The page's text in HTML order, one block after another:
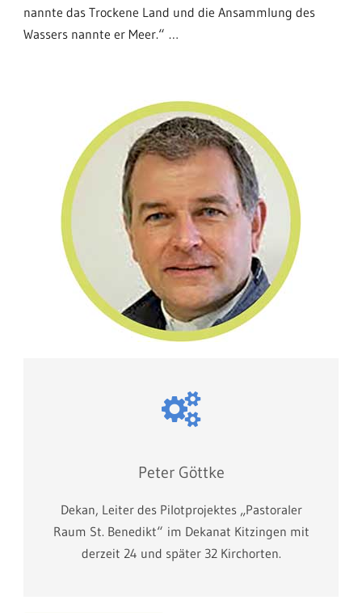
nannte das Trockene Land und die Ansammlung des
Wassers nannte er Meer.“ …
Peter Göttke
Dekan, Leiter des Pilotprojektes „Pastoraler
Raum St. Benedikt“ im Dekanat Kitzingen mit
derzeit 24 und später 32 Kirchorten.